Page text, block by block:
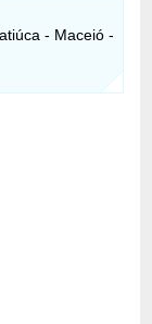
- Maceió -